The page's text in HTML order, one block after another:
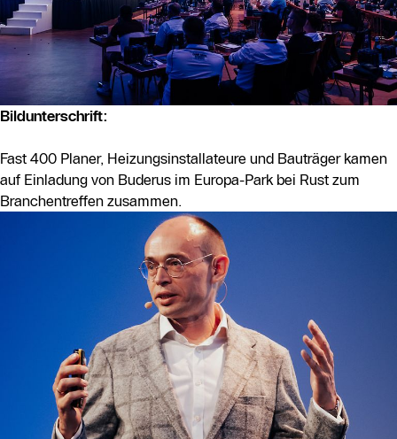
Bildunterschrift:
Fast 400 Planer, Heizungsinstallateure und Bauträger kamen
auf Einladung von Buderus im Europa-Park bei Rust zum
Branchentreffen zusammen.